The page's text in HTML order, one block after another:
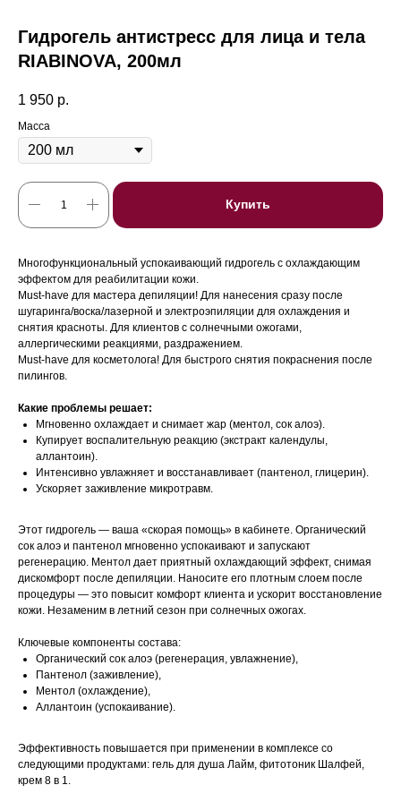
Гидрогель антистресс для лица и тела
RIABINOVA, 200мл
1 950 р.
Масса
Купить
Многофункциональный успокаивающий гидрогель с охлаждающим
эффектом для реабилитации кожи.
Must-have для мастера депиляции! Для нанесения сразу после
шугаринга/воска/лазерной и электроэпиляции для охлаждения и
снятия красноты. Для клиентов с солнечными ожогами,
аллергическими реакциями, раздражением.
Must-have для косметолога! Для быстрого снятия покраснения после
пилингов.
Какие проблемы решает:
Мгновенно охлаждает и снимает жар (ментол, сок алоэ).
Купирует воспалительную реакцию (экстракт календулы,
аллантоин).
Интенсивно увлажняет и восстанавливает (пантенол, глицерин).
Ускоряет заживление микротравм.
Этот гидрогель — ваша «скорая помощь» в кабинете. Органический
сок алоэ и пантенол мгновенно успокаивают и запускают
регенерацию. Ментол дает приятный охлаждающий эффект, снимая
дискомфорт после депиляции. Наносите его плотным слоем после
процедуры — это повысит комфорт клиента и ускорит восстановление
кожи. Незаменим в летний сезон при солнечных ожогах.
Ключевые компоненты состава:
Органический сок алоэ (регенерация, увлажнение),
Пантенол (заживление),
Ментол (охлаждение),
Аллантоин (успокаивание).
Эффективность повышается при применении в комплексе со
следующими продуктами: гель для душа Лайм, фитотоник Шалфей,
крем 8 в 1.